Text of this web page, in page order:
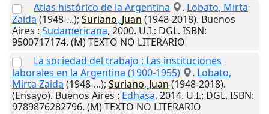
Atlas histórico de la Argentina
. Lobato, Mirta
Zaida (1948-...); Suriano, Juan (1948-2018). Buenos
Aires : Sudamericana, 2000. U.I.: DGL. ISBN:
9500717174. (M) TEXTO NO LITERARIO
La sociedad del trabajo : Las instituciones
laborales en la Argentina (1900-1955)
. Lobato,
Mirta Zaida (1948-...); Suriano, Juan (1948-2018).
(Ensayo). Buenos Aires : Edhasa, 2014. U.I.: DGL. ISBN:
9789876282796. (M) TEXTO NO LITERARIO